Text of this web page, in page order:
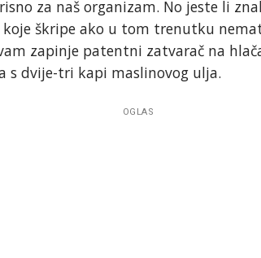
za naš organizam. No jeste li
škripe ako u tom trenutku
zapinje patentni zatvarač na
s dvije-tri kapi maslinovog ulja.
OGLAS